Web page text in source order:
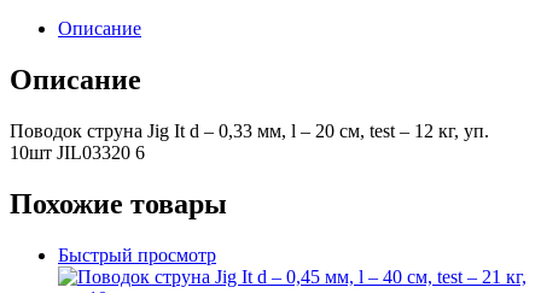
Описание
Описание
Поводок струна Jig It d – 0,33 мм, l – 20 см, test – 12 кг, уп.
10шт JIL03320 6
Похожие товары
Быстрый просмотр